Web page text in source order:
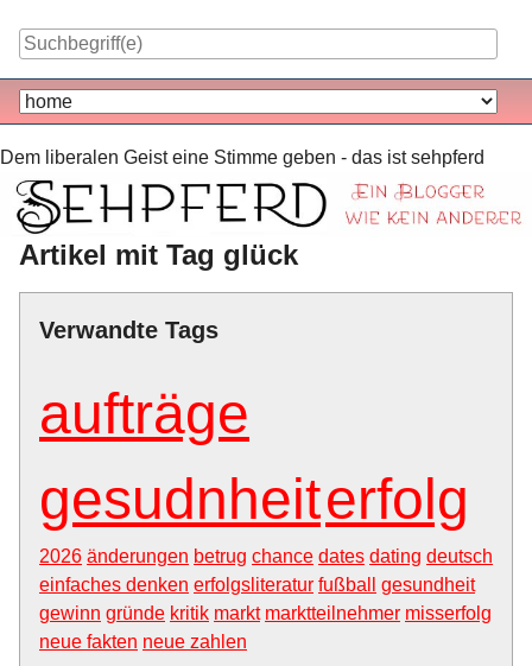
Navigation
Dem liberalen Geist eine Stimme geben - das ist sehpferd
Artikel mit Tag glück
Verwandte Tags
aufträge
gesudnheiterfolg
2026 änderungen betrug chance dates dating deutsch
einfaches denken erfolgsliteratur fußball
gesundheit
gewinn gründe kritik markt marktteilnehmer misserfolg
neue fakten neue zahlen